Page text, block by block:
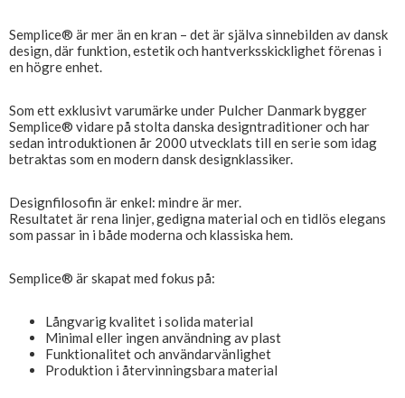
Semplice® är mer än en kran – det är själva sinnebilden av dansk
design, där funktion, estetik och hantverksskicklighet förenas i
en högre enhet.
Som ett exklusivt varumärke under Pulcher Danmark bygger
Semplice® vidare på stolta danska designtraditioner och har
sedan introduktionen år 2000 utvecklats till en serie som idag
betraktas som en modern dansk designklassiker.
Designfilosofin är enkel: mindre är mer.
Resultatet är rena linjer, gedigna material och en tidlös elegans
som passar in i både moderna och klassiska hem.
Semplice® är skapat med fokus på:
Långvarig kvalitet i solida material
Minimal eller ingen användning av plast
Funktionalitet och användarvänlighet
Produktion i återvinningsbara material